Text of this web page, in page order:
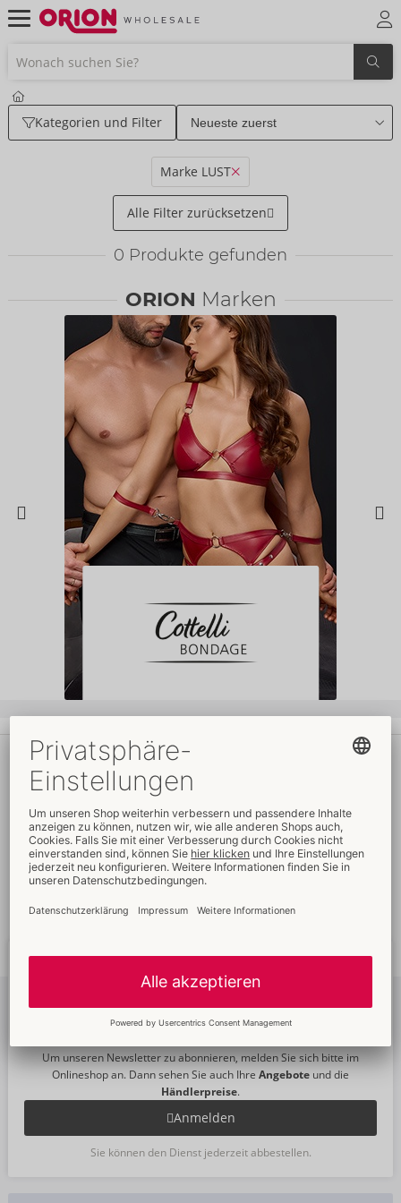
Kategorien und Filter
Marke LUST
Alle Filter zurücksetzen
0 Produkte gefunden
ORION Marken
beim ORION Wholesale
Faire Preise
Verkaufsfördernde
Verpackungen
Umfassender
Kundenservice
weltweite
Lieferung
Newsletterabonnieren
Um unseren Newsletter zu abonnieren, melden Sie sich bitte im
Onlineshop an. Dann sehen Sie auch Ihre Angebote und die
Händlerpreise.
Anmelden
Sie können den Dienst jederzeit abbestellen.